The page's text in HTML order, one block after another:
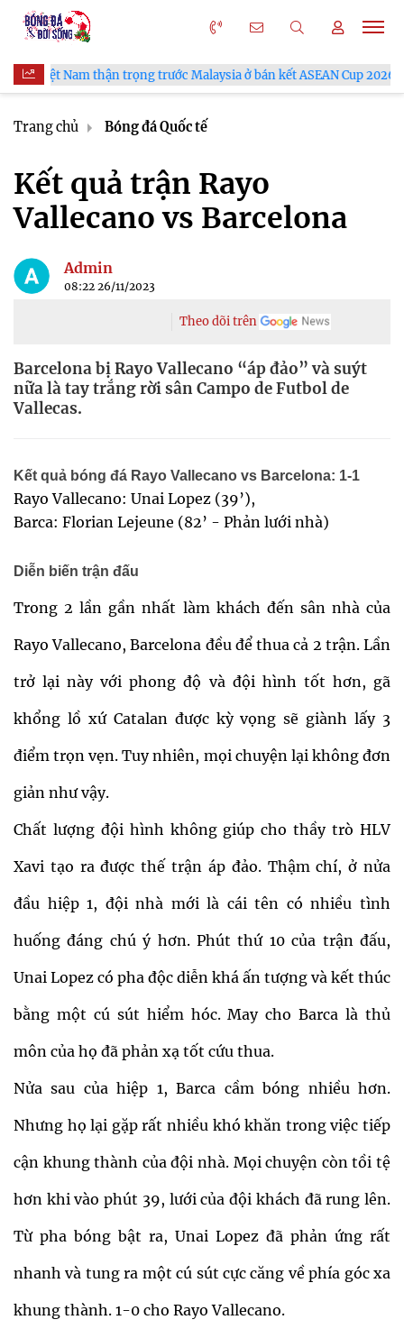
thận trọng trước Malaysia ở bán kết ASEAN Cup 2026
Trang chủ Bóng đá Quốc tế
Kết quả trận Rayo
Vallecano vs Barcelona
Admin
08:22 26/11/2023
Theo dõi trên
Barcelona bị Rayo Vallecano “áp đảo” và suýt
nữa là tay trắng rời sân Campo de Futbol de
Vallecas.
Kết quả bóng đá Rayo Vallecano vs Barcelona: 1-1
Rayo Vallecano: Unai Lopez (39’),
Barca: Florian Lejeune (82’ - Phản lưới nhà)
Diễn biến trận đấu
Trong 2 lần gần nhất làm khách đến sân nhà của
Rayo Vallecano, Barcelona đều để thua cả 2 trận. Lần
trở lại này với phong độ và đội hình tốt hơn, gã
khổng lồ xứ Catalan được kỳ vọng sẽ giành lấy 3
điểm trọn vẹn. Tuy nhiên, mọi chuyện lại không đơn
giản như vậy.
Chất lượng đội hình không giúp cho thầy trò HLV
Xavi tạo ra được thế trận áp đảo. Thậm chí, ở nửa
đầu hiệp 1, đội nhà mới là cái tên có nhiều tình
huống đáng chú ý hơn. Phút thứ 10 của trận đấu,
Unai Lopez có pha độc diễn khá ấn tượng và kết thúc
bằng một cú sút hiểm hóc. May cho Barca là thủ
môn của họ đã phản xạ tốt cứu thua.
Nửa sau của hiệp 1, Barca cầm bóng nhiều hơn.
Nhưng họ lại gặp rất nhiều khó khăn trong việc tiếp
cận khung thành của đội nhà. Mọi chuyện còn tồi tệ
hơn khi vào phút 39, lưới của đội khách đã rung lên.
Từ pha bóng bật ra, Unai Lopez đã phản ứng rất
nhanh và tung ra một cú sút cực căng về phía góc xa
khung thành. 1-0 cho Rayo Vallecano.